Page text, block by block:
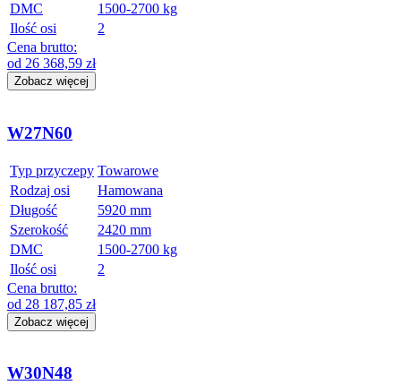
DMC
1500-2700 kg
Ilość osi
2
Cena brutto:
od 26 368,59 zł
Zobacz więcej
W27N60
Typ przyczepy Towarowe
Rodzaj osi
Hamowana
Długość
5920 mm
Szerokość
2420 mm
DMC
1500-2700 kg
Ilość osi
2
Cena brutto:
od 28 187,85 zł
Zobacz więcej
W30N48